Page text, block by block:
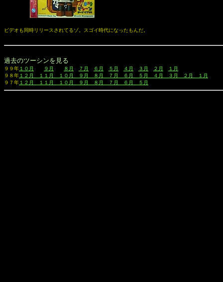
ビデオも同時リリースされてるゾ。スゴイ時代になったもんだ。
過去のツーシンを見る
９９年１０月 ９月 ８月 ７月 ６月 ５月 ４月 ３月 ２月
１月
９８年１２月 １１月 １０月 ９月 ８月 ７月 ６月 ５月 ４月 ３月 ２月
１月
９７年１２月 １１月 １０月 ９月 ８月 ７月 ６月 ５月